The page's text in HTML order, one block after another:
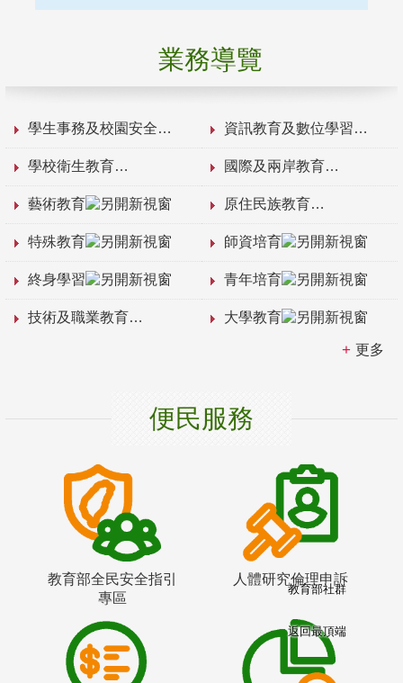
業務導覽
學生事務及校園安全 資訊教育及數位學習
學校衛生教育 國際及兩岸教育
藝術教育 原住民族教育
特殊教育 師資培育
終身學習 青年培育
技術及職業教育 大學教育
更多
便民服務
教育部全民安全指引
專區
人體研究倫理申訴
教育部社群
返回最頂端